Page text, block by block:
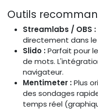
Outils
Streamlabs / OBS :
directement dans le
Slido :Parfait pour
de mots.
navigateur.
Mentimeter :Plus
des sondages
temps réel